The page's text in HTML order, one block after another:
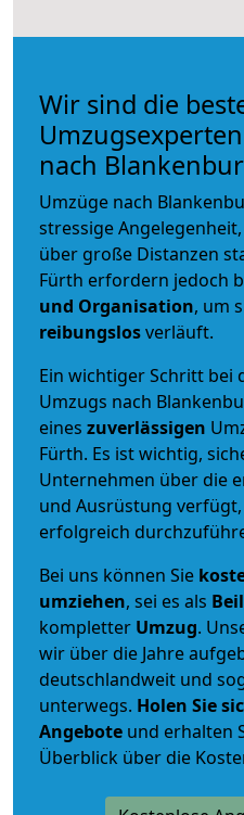
Wir sind die
nach
Umzüge nach
stressige
über große Distanzen
Fürth erfordern jedoch
und Organisation, um
reibungslosverläuft.
Ein wichtiger Schritt bei
Umzugs nach
eines zuverlässigen
Fürth. Es ist wichtig,
Unternehmen über die
und Ausrüstung
erfolgreich
Bei uns können Sie
umziehen, sei es als
kompletter Umzug.
wir über die Jahre
deutschlandweit und
unterwegs. Holen Sie
Angebote und erhalten
Überblick über die